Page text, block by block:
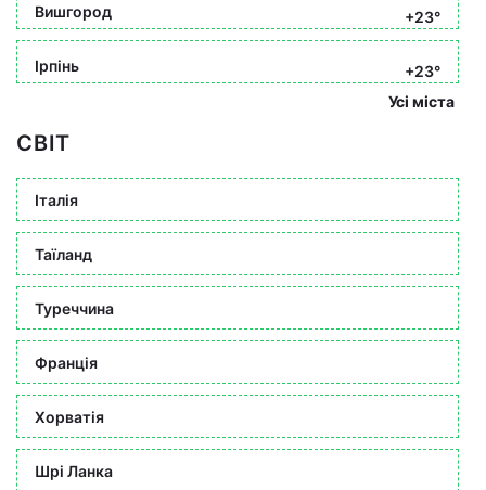
Вишгород +23°
Ірпінь
+23°
Усі міста
СВІТ
Італія
Таїланд
Туреччина
Франція
Хорватія
Шрі Ланка